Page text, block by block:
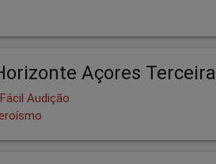
Açores Terceira
Audição